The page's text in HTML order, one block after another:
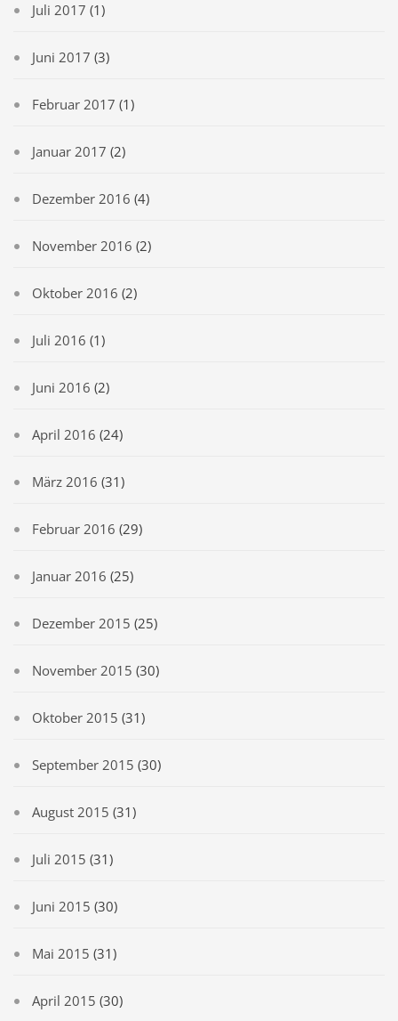
Juli 2017 (1)
Juni 2017 (3)
Februar 2017 (1)
Januar 2017 (2)
Dezember 2016 (4)
November 2016 (2)
Oktober 2016 (2)
Juli 2016 (1)
Juni 2016 (2)
April 2016 (24)
März 2016 (31)
Februar 2016 (29)
Januar 2016 (25)
Dezember 2015 (25)
November 2015 (30)
Oktober 2015 (31)
September 2015 (30)
August 2015 (31)
Juli 2015 (31)
Juni 2015 (30)
Mai 2015 (31)
April 2015 (30)